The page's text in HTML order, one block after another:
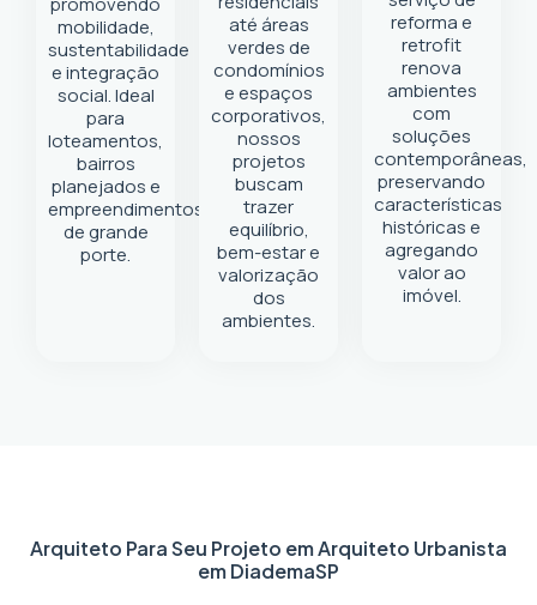
mobilidade,
sustentabilidade
e integração
social. Ideal
para
loteamentos,
bairros
planejados e
empreendimentos
de grande
porte.
até áreas
verdes de
condomínios
e espaços
corporativos,
nossos
projetos
buscam
trazer
equilíbrio,
bem-estar e
valorização
dos
ambientes.
reforma e
retrofit
renova
ambientes
com
soluções
contemporâneas,
preservando
características
históricas e
agregando
valor ao
imóvel.
Arquiteto Para Seu Projeto emArquiteto Urbanista
em DiademaSP